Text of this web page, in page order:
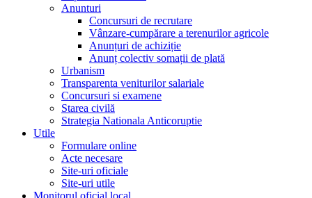
Anunturi
Concursuri de recrutare
Vânzare-cumpărare a terenurilor agricole
Anunțuri de achiziție
Anunț colectiv somații de plată
Urbanism
Transparenta veniturilor salariale
Concursuri si examene
Starea civilă
Strategia Nationala Anticoruptie
Utile
Formulare online
Acte necesare
Site-uri oficiale
Site-uri utile